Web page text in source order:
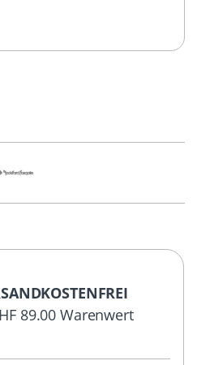
89.00 Warenwert